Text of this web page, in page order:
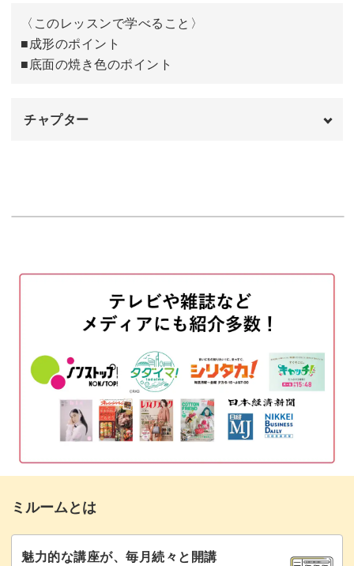
パーツを重ねて形を整える
チョコレートコーティングをする
内側の毛羽立ちを整える
〈このレッスンで学べること〉
■成形のポイント
■底面の焼き色のポイント
チャプター
パーツを成形する
底面に下地の色を刺す
底面と上面に薄い焼き色を刺す 12:59
上面と底面に濃い焼き色を刺す
底面に焦げ色を刺す
上面に焦げ色を刺す 30:03
上面にさらに濃い焦げ色を刺す
段差を際立たせる
ミルームとは
魅力的な講座が、毎月続々と開講